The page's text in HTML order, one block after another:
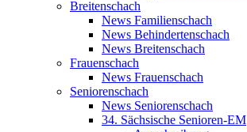
Breitenschach
News Familienschach
News Behindertenschach
News Breitenschach
Frauenschach
News Frauenschach
Seniorenschach
News Seniorenschach
34. Sächsische Senioren-EM